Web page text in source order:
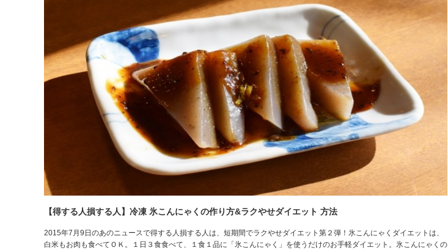
【得する人損する人】冷凍 氷こんにゃくの作り方&ラクやせダイエット 方法
2015年7月9日のあのニュースで得する人損する人は、短期間でラクやせダイエット第２弾！氷こんにゃくダイエットは、
白米もお肉も食べてＯＫ。１日３食食べて、１食１品に「氷こんにゃく」を使うだけのお手軽ダイエット。氷こんにゃくの